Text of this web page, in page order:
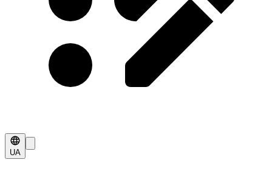
UA